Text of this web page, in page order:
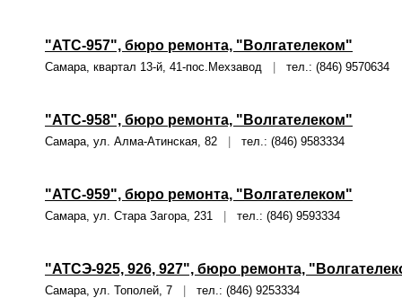
"АТС-957", бюро ремонта, "Волгателеком"
Самара, квартал 13-й, 41-пос.Мехзавод тел.: (846) 9570634
"АТС-958", бюро ремонта, "Волгателеком"
Самара, ул. Алма-Атинская, 82 тел.: (846) 9583334
"АТС-959", бюро ремонта, "Волгателеком"
Самара, ул. Стара Загора, 231 тел.: (846) 9593334
"АТСЭ-925, 926, 927", бюро ремонта,
Самара, ул. Тополей, 7 тел.: (846) 9253334